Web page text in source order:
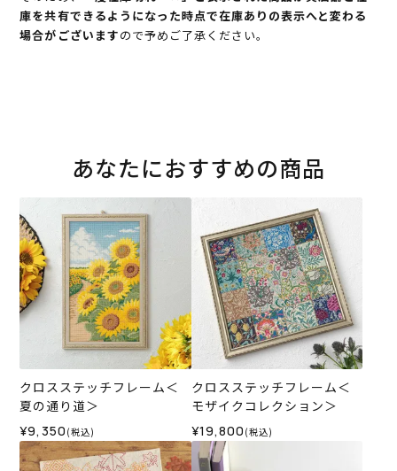
庫を共有できるようになった時点で在庫ありの表示へと変わる
場合がございますので予めご了承ください。
あなたにおすすめの商品
クロスステッチフレーム＜
夏の通り道＞
¥9,350 (税込)
クロスステッチフレーム＜
モザイクコレクション＞
¥19,800 (税込)